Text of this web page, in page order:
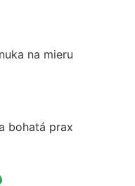
na mieru
bohatá prax